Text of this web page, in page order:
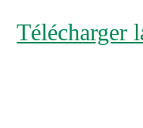
Télécharger